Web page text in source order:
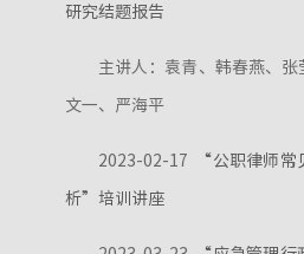
研究结题报告
主讲人：袁青、韩春燕、
文一、严海平
2023-02-17 “公职律师常
析”培训讲座